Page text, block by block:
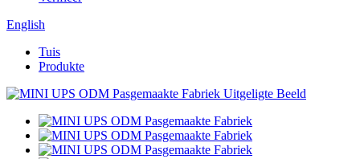
English
Tuis
Produkte